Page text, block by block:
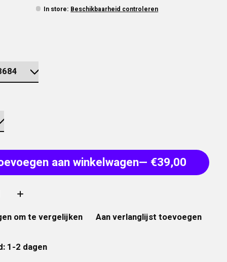
In store: Beschikbaarheid controleren
aan winkelwagen
— €39,00
om te vergelijken Aan verlanglijst toevoegen
1-2 dagen